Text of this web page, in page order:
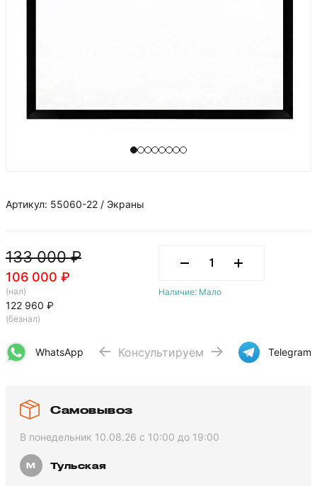
Артикул: 55060-22 / Экраны
133 000 ₽
106 000 ₽
(нал)
122 960 ₽
(безнал)
Наличие: Мало
WhatsApp Консультируем Telegram
Самовывоз
В понедельник 10.08.26 с 10:00 до 19:00
Тульская